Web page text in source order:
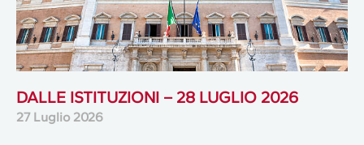
DALLE ISTITUZIONI – 28 LUGLIO 2026
27 Luglio 2026